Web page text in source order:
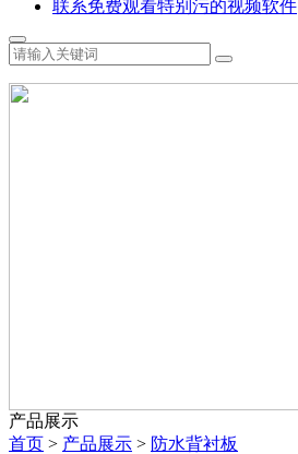
联系免费观看特别污的视频软件
产品展示
首页 > 产品展示 > 防水背衬板